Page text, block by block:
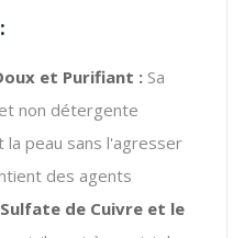
et Purifiant : Sa
non détergente
peau sans l'agresser
des agents
Sulfate de Cuivre et le